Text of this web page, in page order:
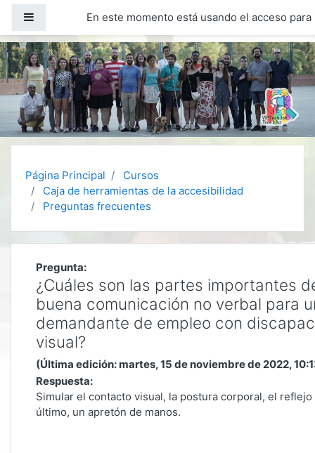
Panel lateralEn este momento está usando el acceso
Página Principal
Cursos
Caja de herramientas de la accesibilidad
Preguntas frecuentes
Pregunta:
¿Cuáles son las partes importantes
buena comunicación no verbal para
demandante de empleo con
visual?
(Última edición: martes, 15 de noviembre de 2022,
Respuesta:
Simular el contacto visual, la postura corporal, el reflejo
último, un apretón de manos.